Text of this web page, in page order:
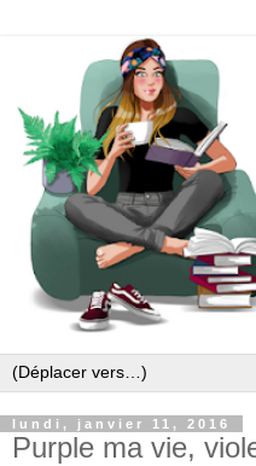
lundi, janvier 11, 2016
Purple ma vie,